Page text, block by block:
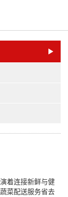
着连接新鲜与健
菜配送服务省去